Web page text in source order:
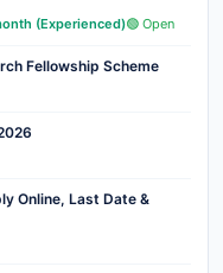
(Experienced)🟢 Open
Fellowship Scheme
Online, Last Date &